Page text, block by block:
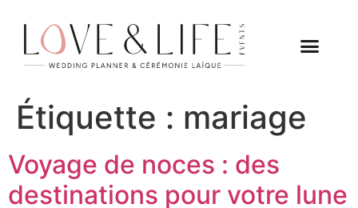
Étiquette : mariage
Voyage de noces : des
destinations pour votre lune